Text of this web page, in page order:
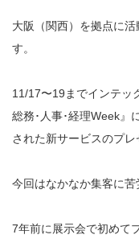
大阪（関西）を拠点に
す。
11/17〜19までインテッ
総務･人事･経理Week』
された新サービスのプレ
今回はなかなか集客に苦
7年前に展示会で初めて